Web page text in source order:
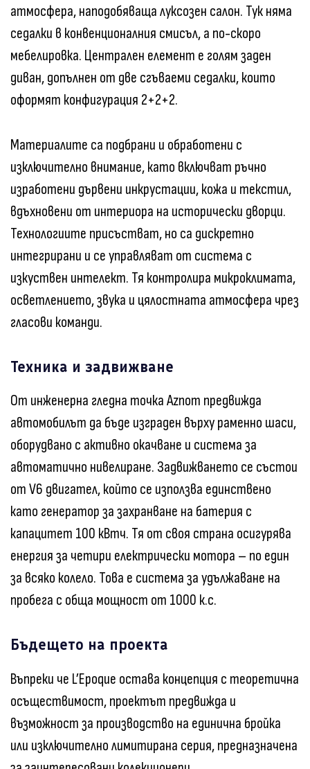
атмосфера, наподобяваща луксозен салон. Тук няма
седалки в конвенционалния смисъл, а по-скоро
мебелировка. Централен елемент е голям заден
диван, допълнен от две сгъваеми седалки, които
оформят конфигурация 2+2+2.
Материалите са подбрани и обработени с
изключително внимание, като включват ръчно
изработени дървени инкрустации, кожа и текстил,
вдъхновени от интериора на исторически дворци.
Технологиите присъстват, но са дискретно
интегрирани и се управляват от система с
изкуствен интелект. Тя контролира микроклимата,
осветлението, звука и цялостната атмосфера чрез
гласови команди.
Техника и задвижване
От инженерна гледна точка Aznom предвижда
автомобилът да бъде изграден върху раменно шаси,
оборудвано с активно окачване и система за
автоматично нивелиране. Задвижването се състои
от V6 двигател, който се използва единствено
като генератор за захранване на батерия с
капацитет 100 кВтч. Тя от своя страна осигурява
енергия за четири електрически мотора – по един
за всяко колело. Това е система за удължаване на
пробега с обща мощност от 1000 к.с.
Бъдещето на проекта
Въпреки че L’Epoque остава концепция с теоретична
осъществимост, проектът предвижда и
възможност за производство на единична бройка
или изключително лимитирана серия, предназначена